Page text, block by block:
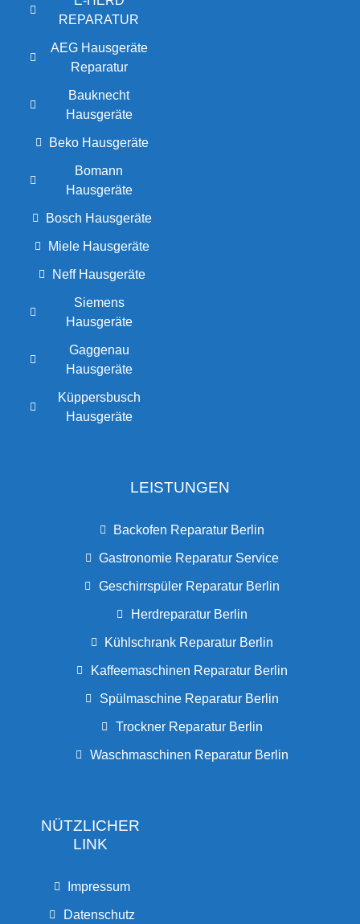
REPARATUR
AEG Hausgeräte
Reparatur
Bauknecht
Hausgeräte
Beko Hausgeräte
Bomann
Hausgeräte
Bosch Hausgeräte
Miele Hausgeräte
Neff Hausgeräte
Siemens
Hausgeräte
Gaggenau
Hausgeräte
Küppersbusch
Hausgeräte
LEISTUNGEN
Backofen Reparatur Berlin
Gastronomie Reparatur Service
Geschirrspüler Reparatur Berlin
Herdreparatur Berlin
Kühlschrank Reparatur Berlin
Kaffeemaschinen Reparatur Berlin
Spülmaschine Reparatur Berlin
Trockner Reparatur Berlin
Waschmaschinen Reparatur Berlin
NÜTZLICHER
LINK
Impressum
Datenschutz